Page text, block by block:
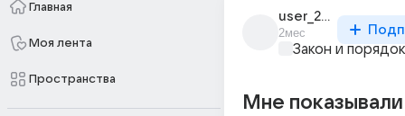
Главная
Моя лента
Пространства
user_262487162
2мес
Закон и порядок
Мне